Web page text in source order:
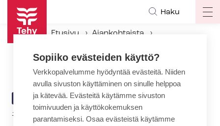
Hyppää
pääsisältöön
Haku
Etusivu
Ajankohtaista
Tarkista tietosi - voit voittaa lahjakortin Järvisydämeen
ARTIKKELIN
KATEGORIA
AJANKOHTAISTA
1.2.2024 | 7:28
Sopiiko evästeiden käyttö?
Verkkopalvelumme hyödyntää evästeitä. Niiden
avulla sivuston käyttäminen on sinulle helppoa
ja kätevää. Evästeitä käytämme sivuston
toimivuuden ja käyttökokemuksen
parantamiseksi. Osaa evästeistä käytämme